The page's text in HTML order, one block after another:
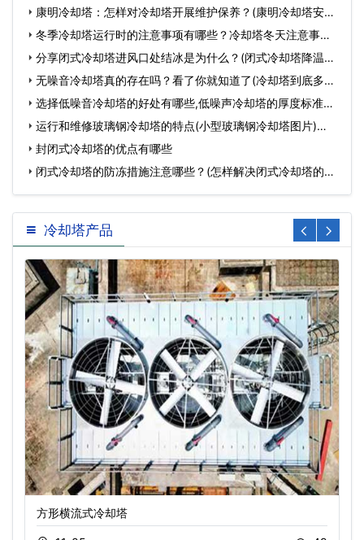
号)…康明冷却塔：怎样对冷却塔开展维护保养？(康明冷却塔安装
图)…
冬季冷却塔运行时的注意事项有哪些？冷却塔冬天注意事
项…分享闭式冷却塔进风口处结冰是为什么？(闭式冷却塔降温不
好的…
无噪音冷却塔真的存在吗？看了你就知道了(冷却塔到底多可
怕)…
选择低噪音冷却塔的好处有哪些,低噪声冷却塔的厚度标准是
多…运行和维修玻璃钢冷却塔的特点(小型玻璃钢冷却塔图片)…
封闭式冷却塔的优点有哪些
闭式冷却塔的防冻措施注意哪些？(怎样解决闭式冷却塔的防
冻问…
冷却塔产品
方形横流式冷却塔